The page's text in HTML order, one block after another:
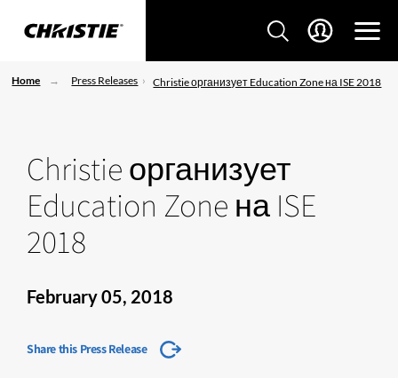
Home Press Releases Christie организует Education Zone на ISE 2018
Christie организует
Education Zone на ISE
2018
February 05, 2018
Share this Press Release